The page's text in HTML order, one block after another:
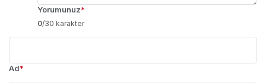
Yorumunuz*
0/30 karakter
Ad*